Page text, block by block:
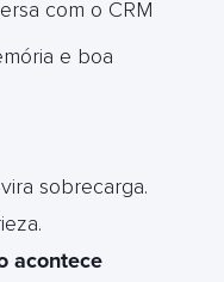
com o CRM
e boa
sobrecarga.
acontece